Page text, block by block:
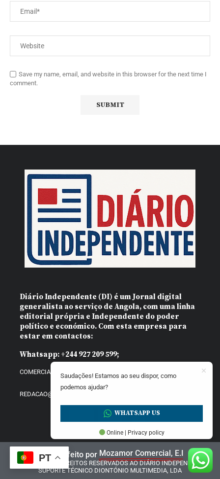
Save my name, email, and website in this browser for the next time I
comment.
Diário Independente (DI) é um Jornal digital
generalista ao serviço de Angola, com uma linha
editorial própria e Independente do poder
político e económico. Com esta empresa para
estar em contactos:
Whatsapp: +244 927 209 599;
COMERCIAL@DIARIOINDEPENDENTE.INFO
REDACAO@DIARIOINDEPENDENTE.INFO
Website feito por Mozamor Comercial, E.I
@2025 – TODOS DIREITOS RESERVADOS AO DIÁRIO INDEPENDENTE |
SUPORTE TÉCNICO DIONTÓNIO MULTIMEDIA, LDA
PT
Saudações! Estamos ao seu dispor, como
podemos ajudar?
WHATSAPP US
Online | Privacy policy